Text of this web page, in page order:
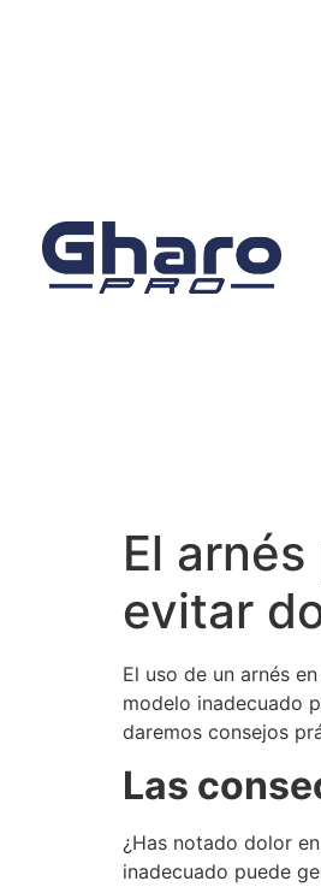
El
evitar
El uso de un arnés
modelo inadecuado
daremos consejos
Las
¿Has notado dolor
inadecuado puede